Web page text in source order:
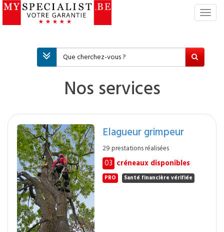
S
i
Nos services
Elagueur grimpeur
29 prestations réalisées
03 créneaux disponibles
PRO Santé financière vérifiée